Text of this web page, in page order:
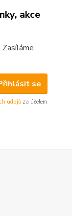
akce
se
údajů za účelem